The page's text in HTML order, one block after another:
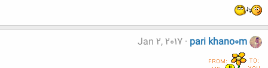
pari khano0m
Jan 2, 2017